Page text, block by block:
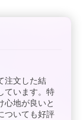
注文した結
ています。特
心地が良いと
ついても好評